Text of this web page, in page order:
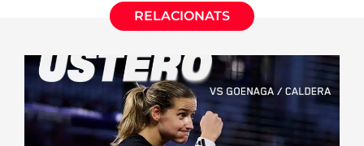
RELACIONATS